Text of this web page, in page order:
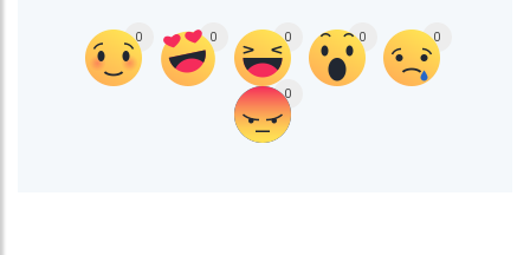
0 0 0 0 0
0